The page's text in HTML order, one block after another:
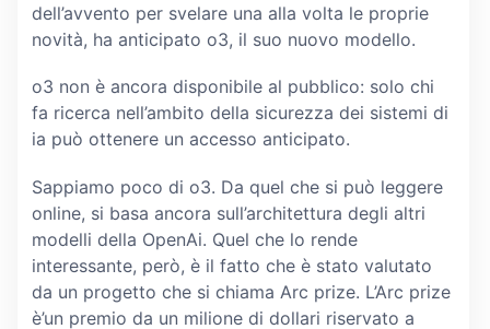
dell’avvento per svelare una alla volta le proprie
novità, ha anticipato o3, il suo nuovo modello.
o3 non è ancora disponibile al pubblico: solo chi
fa ricerca nell’ambito della sicurezza dei sistemi di
ia può ottenere un accesso anticipato.
Sappiamo poco di o3. Da quel che si può leggere
online, si basa ancora sull’architettura degli altri
modelli della OpenAi. Quel che lo rende
interessante, però, è il fatto che è stato valutato
da un progetto che si chiama Arc prize. L’Arc prize
è’un premio da un milione di dollari riservato a